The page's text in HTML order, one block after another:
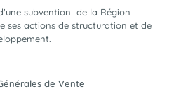
subvention de la Région
ses actions de structuration et de
de Vente